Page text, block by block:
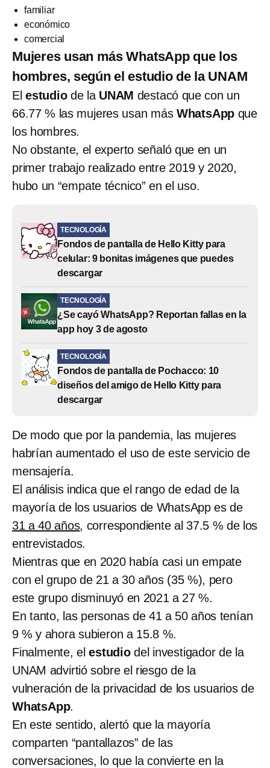
familiar
económico
comercial
Mujeres usan más WhatsApp que los
hombres, según el estudio de la UNAM
El estudiode la UNAM destacó que con un
66.77 % las mujeres usan más WhatsApp que
los hombres.
No obstante, el experto señaló que en un
primer trabajo realizado entre 2019 y 2020,
hubo un “empate técnico” en el uso.
TECNOLOGÍA
Fondos de pantalla de Hello Kitty para
celular: 9 bonitas imágenes que puedes
descargar
TECNOLOGÍA
¿Se cayó WhatsApp? Reportan fallas en la
app hoy 3 de agosto
TECNOLOGÍA
Fondos de pantalla de Pochacco: 10
diseños del amigo de Hello Kitty para
descargar
De modo que por la pandemia, las mujeres
habrían aumentado el uso de este servicio de
mensajería.
El análisis indica que el rango de edad de la
mayoría de los usuarios de WhatsApp es de
31 a 40 años, correspondiente al 37.5 % de los
entrevistados.
Mientras que en 2020 había casi un empate
con el grupo de 21 a 30 años (35 %), pero
este grupo disminuyó en 2021 a 27 %.
En tanto, las personas de 41 a 50 años tenían
9 % y ahora subieron a 15.8 %.
Finalmente, elestudiodel investigador de la
UNAM advirtió sobre el riesgo de la
vulneración de la privacidad de los usuarios de
WhatsApp.
En este sentido, alertó que la mayoría
comparten “pantallazos” de las
conversaciones, lo que la convierte en la